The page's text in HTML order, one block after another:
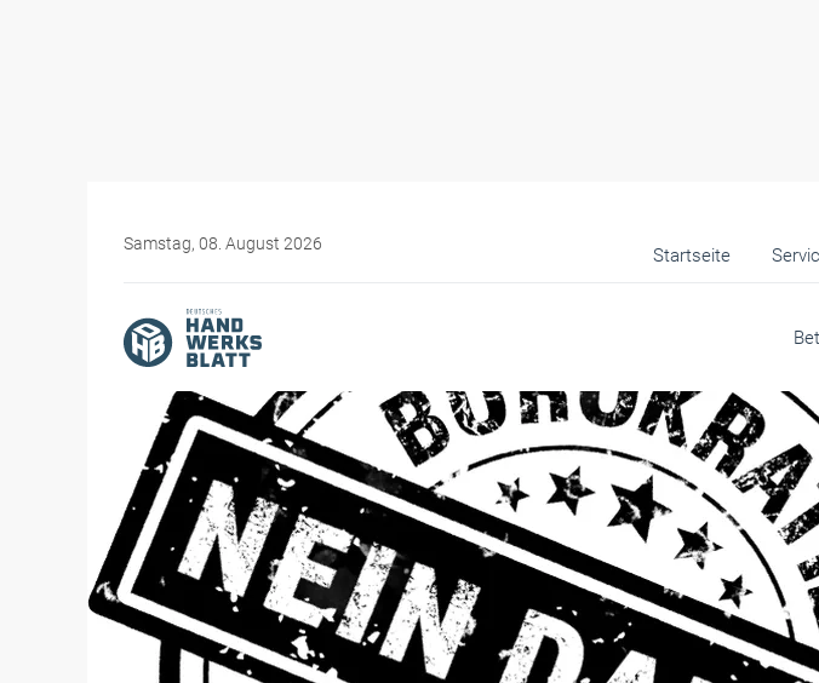
Samstag, 08. August 2026
Startseite